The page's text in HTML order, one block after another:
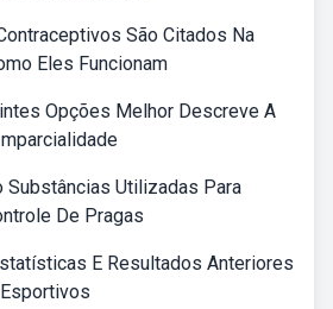
São Citados Na
Eles Funcionam
Opções Melhor Descreve A
Substâncias Utilizadas Para
De Pragas
E Resultados Anteriores